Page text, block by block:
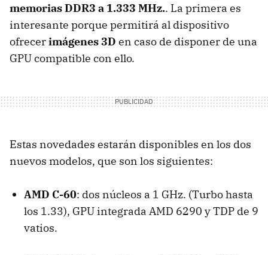
memorias DDR3 a 1.333 MHz.. La primera es
interesante porque permitirá al dispositivo
ofrecerimágenes 3D en caso de disponer de una
GPU compatible con ello.
Estas novedades estarán disponibles en los dos
nuevos modelos, que son los siguientes:
AMD C-60: dos núcleos a 1 GHz. (Turbo hasta
los 1.33), GPU integrada AMD 6290 y TDP de 9
vatios.